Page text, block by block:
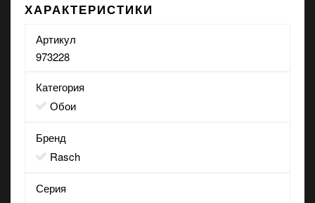
ХАРАКТЕРИСТИКИ
Артикул
973228
Категория
Обои
Бренд
Rasch
Серия